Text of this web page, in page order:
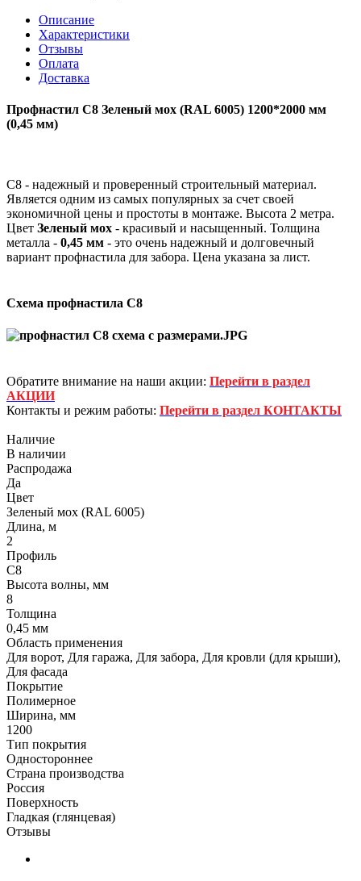
Описание
Характеристики
Отзывы
Оплата
Доставка
Профнастил С8 Зеленый мох (RAL 6005) 1200*2000 мм
(0,45 мм)
С8 - надежный и проверенный строительный материал.
Является одним из самых популярных за счет своей
экономичной цены и простоты в монтаже. Высота 2 метра.
Цвет Зеленый мох - красивый и насыщенный. Толщина
металла - 0,45 мм - это очень надежный и долговечный
вариант профнастила для забора. Цена указана за лист.
Схема профнастила С8
Обратите внимание на наши акции: Перейти в раздел
АКЦИИ
Контакты и режим работы: Перейти в раздел КОНТАКТЫ
Наличие
В наличии
Распродажа
Да
Цвет
Зеленый мох (RAL 6005)
Длина, м
2
Профиль
С8
Высота волны, мм
8
Толщина
0,45 мм
Область применения
Для ворот, Для гаража, Для забора, Для кровли (для крыши),
Для фасада
Покрытие
Полимерное
Ширина, мм
1200
Тип покрытия
Одностороннее
Страна производства
Россия
Поверхность
Гладкая (глянцевая)
Отзывы